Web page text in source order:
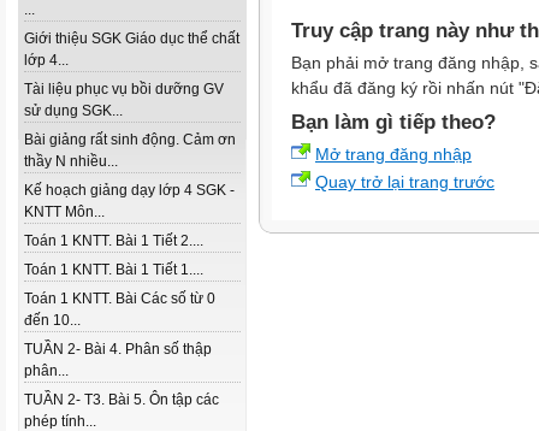
...
Giới thiệu SGK Giáo dục thể chất
lớp 4...
Tài liệu phục vụ bồi dưỡng GV
sử dụng SGK...
Bài giảng rất sinh động. Cảm ơn
thầy N nhiều...
Kế hoạch giảng dạy lớp 4 SGK -
KNTT Môn...
Toán 1 KNTT. Bài 1 Tiết 2....
Toán 1 KNTT. Bài 1 Tiết 1....
Toán 1 KNTT. Bài Các số từ 0
đến 10...
TUẦN 2- Bài 4. Phân số thập
phân...
TUẦN 2- T3. Bài 5. Ôn tập các
phép tính...
Truy cập trang này như
Bạn phải mở trang đăng nhập,
khẩu đã đăng ký rồi nhấn nút
Bạn làm gì tiếp theo?
Mở trang đăng nhập
Quay trở lại trang trước